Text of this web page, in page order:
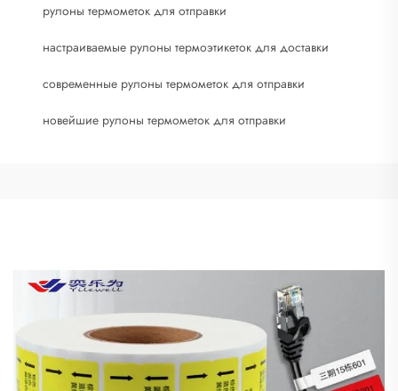
рулоны термометок для отправки
настраиваемые рулоны термоэтикеток для доставки
современные рулоны термометок для отправки
новейшие рулоны термометок для отправки